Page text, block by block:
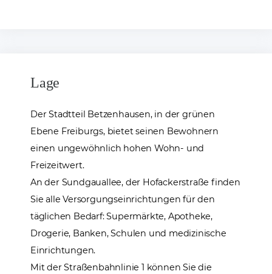
Lage
Der Stadtteil Betzenhausen, in der grünen
Ebene Freiburgs, bietet seinen Bewohnern
einen ungewöhnlich hohen Wohn- und
Freizeitwert.
An der Sundgauallee, der Hofackerstraße finden
Sie alle Versorgungseinrichtungen für den
täglichen Bedarf: Supermärkte, Apotheke,
Drogerie, Banken, Schulen und medizinische
Einrichtungen.
Mit der Straßenbahnlinie 1 können Sie die